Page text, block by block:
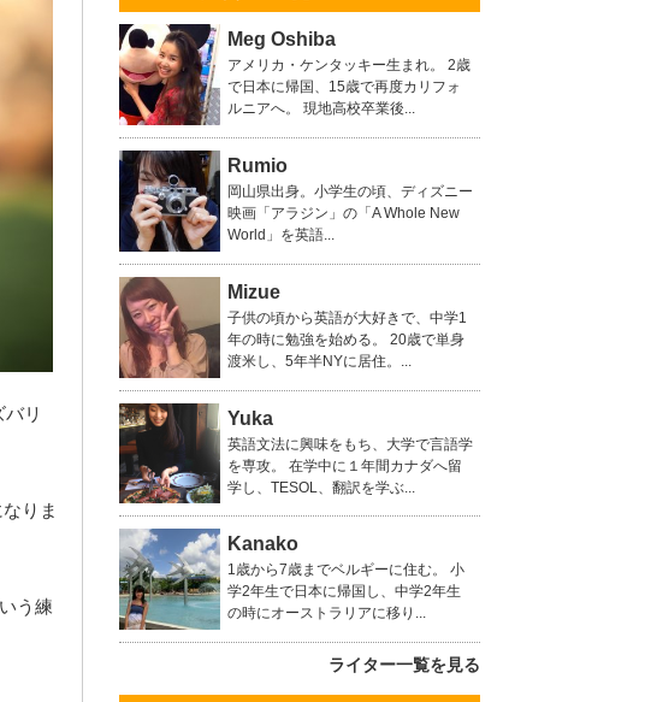
リ
りま
う練
Meg Oshiba
アメリカ・ケンタッキー生まれ。 2歳
で日本に帰国、15歳で再度カリフォ
ルニアへ。 現地高校卒業後...
Rumio
岡山県出身。小学生の頃、ディズニー
映画「アラジン」の「A Whole New
World」を英語...
Mizue
子供の頃から英語が大好きで、中学1
年の時に勉強を始める。 20歳で単身
渡米し、5年半NYに居住。...
Yuka
英語文法に興味をもち、大学で言語学
を専攻。 在学中に１年間カナダへ留
学し、TESOL、翻訳を学ぶ...
Kanako
1歳から7歳までベルギーに住む。 小
学2年生で日本に帰国し、中学2年生
の時にオーストラリアに移り...
ライター一覧を見る